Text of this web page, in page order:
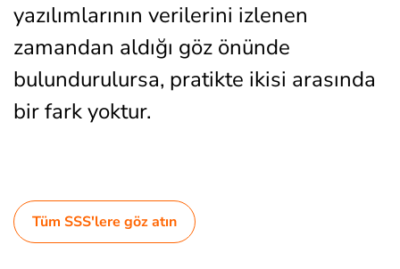
yazılımlarının verilerini izlenen
zamandan aldığı göz önünde
bulundurulursa, pratikte ikisi arasında
bir fark yoktur.
Tüm SSS'lere göz atın